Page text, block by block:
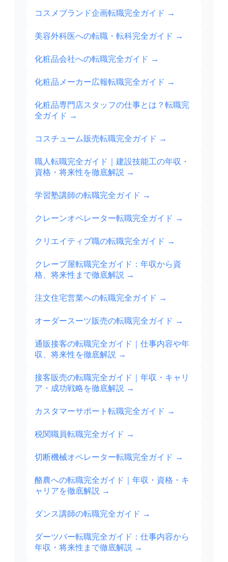
コスメブランド企画転職完全ガイド →
美容外科医への転職・転科完全ガイド →
化粧品会社への転職完全ガイド →
化粧品メーカー広報転職完全ガイド →
化粧品専門店スタッフの仕事とは？転職完
全ガイド →
コスチューム販売転職完全ガイド →
職人転職完全ガイド｜建設技能工の年収・
資格・将来性を徹底解説 →
学習塾講師の転職完全ガイド →
クレーンオペレーター転職完全ガイド →
クリエイティブ職の転職完全ガイド →
クレープ屋転職完全ガイド：年収から資
格、将来性まで徹底解説 →
注文住宅営業への転職完全ガイド →
オーダースーツ販売の転職完全ガイド →
通販接客の転職完全ガイド｜仕事内容や年
収、将来性を徹底解説 →
接客販売の転職完全ガイド｜年収・キャリ
ア・成功戦略を徹底解説 →
カスタマーサポート転職完全ガイド →
税関職員転職完全ガイド →
切断機械オペレーター転職完全ガイド →
酪農への転職完全ガイド｜年収・資格・キ
ャリアを徹底解説 →
ダンス講師の転職完全ガイド →
ダーツバー転職完全ガイド：仕事内容から
年収・将来性まで徹底解説 →